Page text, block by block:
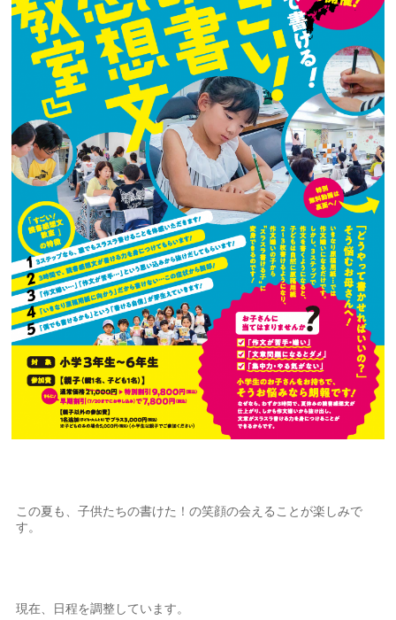
この夏も、子供たちの書けた！の笑顔の会えることが楽しみで
す。
現在、日程を調整しています。